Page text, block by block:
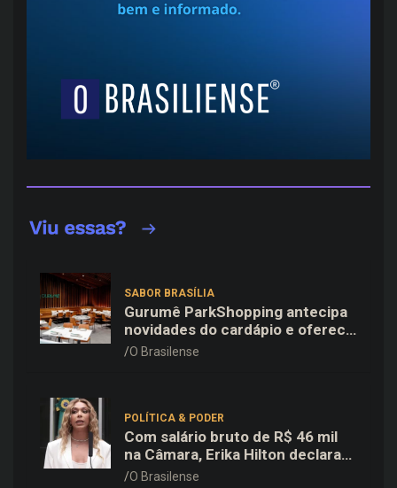
SABOR BRASÍLIA
Gurumê ParkShopping antecipa
novidades do cardápio e oferece
25% de desconto no delivery
O Brasilense
POLÍTICA & PODER
Com salário bruto de R$ 46 mil
na Câmara, Erika Hilton declara
patrimônio de R$ 15,9 mil ao TSE
O Brasilense